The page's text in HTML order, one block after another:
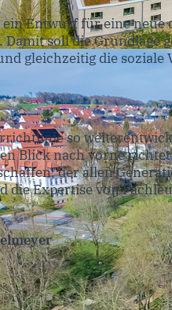
ein Entwurf für eine
soll die
gleichzeitig die
so
Blick nach vorne
der allen
die Expertise von